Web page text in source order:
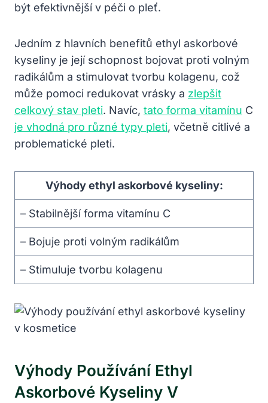
být efektivnější v péči o pleť.
Jedním z hlavních benefitů ethyl askorbové
kyseliny je její schopnost bojovat proti volným
radikálům a stimulovat tvorbu kolagenu, což
může pomoci redukovat vrásky a zlepšit
celkový stav pleti. Navíc, tato forma vitamínu C
je vhodná pro různé typy pleti, včetně citlivé a
problematické pleti.
Výhody ethyl askorbové kyseliny:
– Stabilnější forma vitamínu C
– Bojuje proti volným radikálům
– Stimuluje tvorbu kolagenu
Výhody Používání Ethyl
Askorbové Kyseliny V